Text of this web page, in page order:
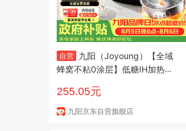
自营
九阳（Joyoung）【全域
蜂窝不粘0涂层】低糖IH加热电
L不锈钢球釜家用多功能 40F55
0L
255.05元
九阳京东自营旗舰店